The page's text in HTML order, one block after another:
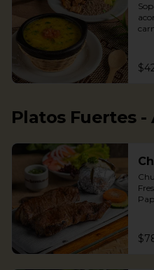
Platos Fuertes -
y